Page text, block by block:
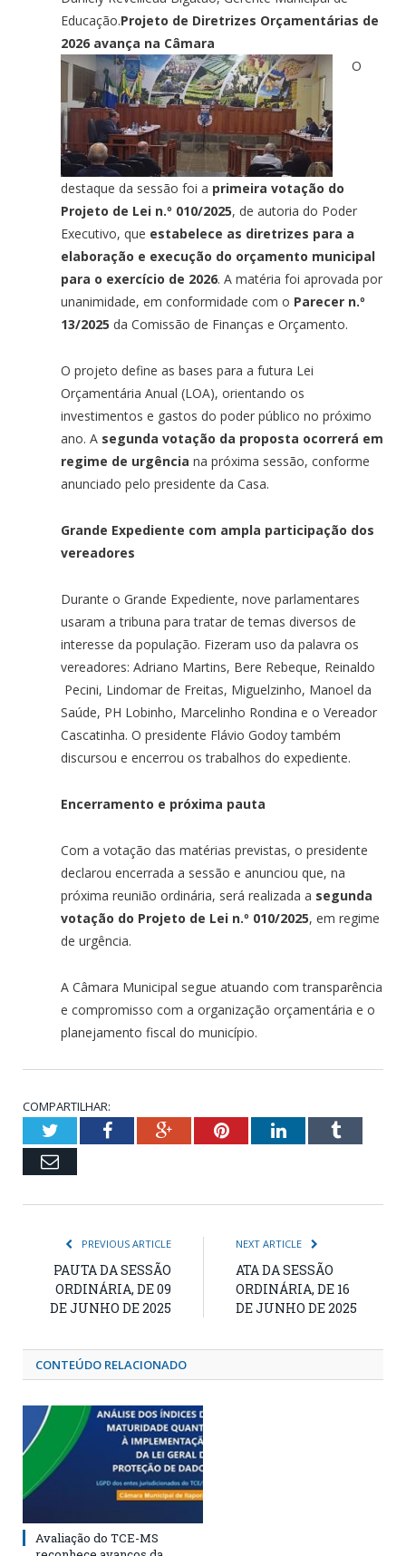
Educação.Projeto de Diretrizes Orçamentárias de
2026 avança na Câmara
O
destaque da sessão foi a primeira votação do
Projeto de Lei n.º 010/2025, de autoria do Poder
Executivo, que estabelece as diretrizes para a
elaboração e execução do orçamento municipal
para o exercício de 2026. A matéria foi aprovada por
unanimidade, em conformidade com o Parecer n.º
13/2025 da Comissão de Finanças e Orçamento.
O projeto define as bases para a futura Lei
Orçamentária Anual (LOA), orientando os
investimentos e gastos do poder público no próximo
ano. A segunda votação da proposta ocorrerá em
regime de urgência na próxima sessão, conforme
anunciado pelo presidente da Casa.
Grande Expediente com ampla participação dos
vereadores
Durante o Grande Expediente, nove parlamentares
usaram a tribuna para tratar de temas diversos de
interesse da população. Fizeram uso da palavra os
vereadores: Adriano Martins, Bere Rebeque, Reinaldo
Pecini, Lindomar de Freitas, Miguelzinho, Manoel da
Saúde, PH Lobinho, Marcelinho Rondina e o Vereador
Cascatinha. O presidente Flávio Godoy também
discursou e encerrou os trabalhos do expediente.
Encerramento e próxima pauta
Com a votação das matérias previstas, o presidente
declarou encerrada a sessão e anunciou que, na
próxima reunião ordinária, será realizada a segunda
votação do Projeto de Lei n.º 010/2025, em regime
de urgência.
A Câmara Municipal segue atuando com transparência
e compromisso com a organização orçamentária e o
planejamento fiscal do município.
COMPARTILHAR:
TwitterFacebookGoogle+PinterestLinkedInTumblr
Email
PREVIOUS ARTICLE
PAUTA DA SESSÃO
ORDINÁRIA, DE 09
DE JUNHO DE 2025
NEXT ARTICLE
ATA DA SESSÃO
ORDINÁRIA, DE 16
DE JUNHO DE 2025
CONTEÚDO RELACIONADO
Avaliação do TCE-MS